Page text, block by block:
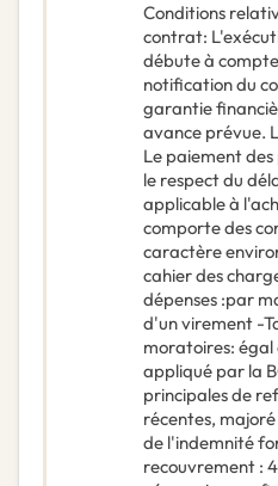
Conditions
contrat:
débute à
notification du
garantie
avance prévue.
Le paiement
le respect du
applicable à
comporte des
caractère
cahier des
dépenses :par
d'un virement -
moratoires:
appliqué par la
principales de
récentes,
de l'indemnité
recouvrement :